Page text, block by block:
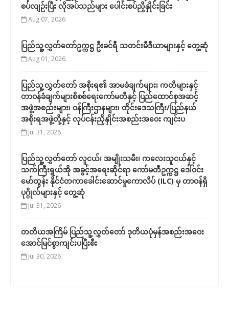
စပ်လျဉ်းပြီး လိုအပ်သည်များ ပေါင်းစပ်ညှိနှိုင်းခြင်း
Aug 07, 2026
ပြည်သူ့လွှတ်တော်ဥက္ကဋ္ဌ ဦးခင်ရီ သတင်းမီဒီယာများနှင့် တွေ့ဆုံ
Aug 01, 2026
ပြည်သူ့လွှတ်တော် အစိုးရ၏ အာမခံချက်များ၊ ကတိများနှင့်
တာဝန်ခံချက်များစိစစ်ရေးကော်မတီနှင့် ပြည်ထောင်စုအဆင့်
အဖွဲ့အစည်းများ၊ ဝန်ကြီးဌာနများ၊ တိုင်းဒေသကြီး/ပြည်နယ်
အစိုးရအဖွဲ့တို့နှင့် လုပ်ငန်းညှိနှိုင်းအစည်းအဝေး ကျင်းပ
Jul 31, 2026
ပြည်သူ့လွှတ်တော် လူငယ်၊ အမျိုးသမီး၊ ကလေးသူငယ်နှင့်
သက်ကြီးရွယ်အို အခွင့်အရေးဆိုင်ရာ ကော်မတီဥက္ကဋ္ဌ ဒေါ်ဝင်း
မော်ထွန်း နိုင်ငံတကာခေါင်းဆောင်မှုကောလိပ် (ILC) မှ တာဝန်ရှိ
ပုဂ္ဂိုလ်များနှင့် တွေ့ဆုံ
Jul 31, 2026
တတိယအကြိမ် ပြည်သူ့လွှတ်တော် ဒုတိယပုံမှန်အစည်းအဝေး
အောင်မြင်စွာကျင်းပပြီးစီး
Jul 30, 2026